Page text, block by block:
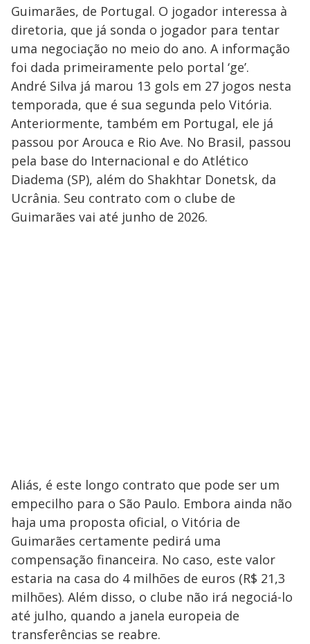
Guimarães, de Portugal. O jogador interessa à
diretoria, que já sonda o jogador para tentar
uma negociação no meio do ano. A informação
foi dada primeiramente pelo portal ‘ge’.
André Silva já marou 13 gols em 27 jogos nesta
temporada, que é sua segunda pelo Vitória.
Anteriormente, também em Portugal, ele já
passou por Arouca e Rio Ave. No Brasil, passou
pela base do Internacional e do Atlético
Diadema (SP), além do Shakhtar Donetsk, da
Ucrânia. Seu contrato com o clube de
Guimarães vai até junho de 2026.
Aliás, é este longo contrato que pode ser um
empecilho para o São Paulo. Embora ainda não
haja uma proposta oficial, o Vitória de
Guimarães certamente pedirá uma
compensação financeira. No caso, este valor
estaria na casa do 4 milhões de euros (R$ 21,3
milhões). Além disso, o clube não irá negociá-lo
até julho, quando a janela europeia de
transferências se reabre.